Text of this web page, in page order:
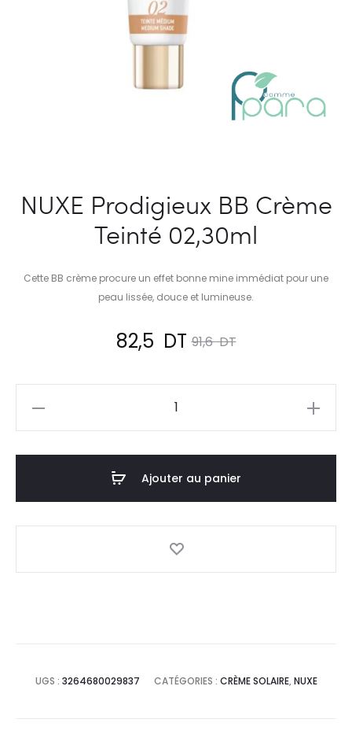
NUXE Prodigieux BB Crème
Teinté 02,30ml
Cette BB crème procure un effet bonne mine immédiat pour une
peau lissée, douce et lumineuse.
91,6DT
Le
prix
initial
était :
91,6
DT.
82,5 DT
prix
est :
82,5
DT.
Ajouter au panier
UGS : 3264680029837 CATÉGORIES : CRÈME SOLAIRE, NUXE